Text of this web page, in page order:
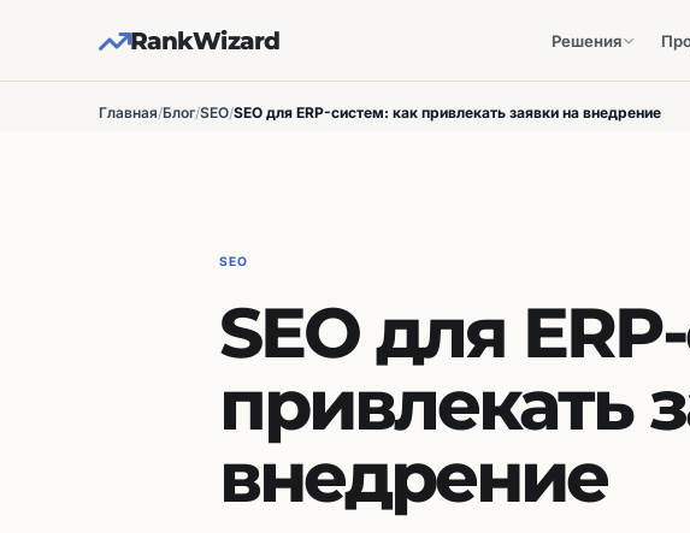
RankWizard Решения
Главная/Блог/SEO/SEO для ERP-систем: как привлекать заявки на внедрение
SEO
SEO для
привлекать
внедрение